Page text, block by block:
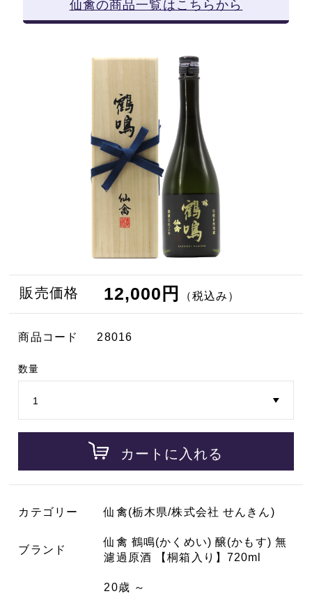
仙禽の商品一覧はこちらから
販売価格 12,000円 （税込み）
商品コード 28016
数量
カートに入れる
カテゴリー 仙禽(栃木県/株式会社 せんきん)
ブランド
仙禽 鶴鳴(かくめい) 醸(かもす) 無
濾過原酒 【桐箱入り】720ml
20歳 ～